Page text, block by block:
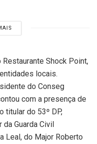
Shock Point,
locais.
do Conseg
com a presença de
titular do 53º DP,
Guarda Civil
Leal, do Major Roberto